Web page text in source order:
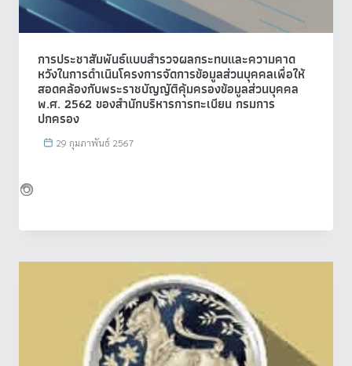
การประชาสัมพันธ์แบบสำรวจผลกระทบและความคาด
หวังในการดำเนินโครงการจัดการข้อมูลส่วนบุคคลเพื่อให้
สอดคล้องกับพระราชบัญญัติคุ้มครองข้อมูลส่วนบุคคล
พ.ศ. 2562 ของสำนักบริหารการทะเบียน กรมการ
ปกครอง
29 กุมภาพันธ์ 2567